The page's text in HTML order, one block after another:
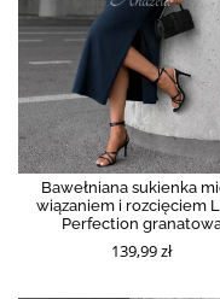
Bawełniana sukienka
wiązaniem i rozcięciem
Perfection
139,99 zł